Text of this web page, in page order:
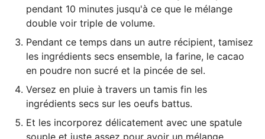
pendant 10 minutes jusqu'à ce que le mélange
double voir triple de volume.
Pendant ce temps dans un autre récipient, tamisez
les ingrédients secs ensemble, la farine, le cacao
en poudre non sucré et la pincée de sel.
Versez en pluie à travers un tamis fin les
ingrédients secs sur les oeufs battus.
Et les incorporez délicatement avec une spatule
souple et juste assez pour avoir un mélange